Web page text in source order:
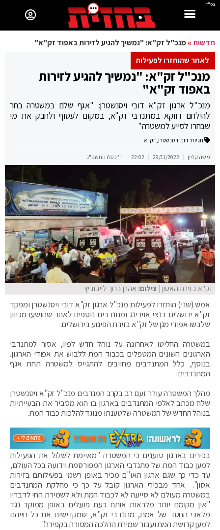
בס"ד
חדשות»מנכ"ל זק"א: "נמשיך להגיע לזירות באפוד זק"א"
לאחר שהוחזרו לפעילות
מנכ"ל זק"א: "נמשיך להגיע לזירות
באפוד זק"א"
מנכ"ל ארגון זק"א דובי ויסנשטרן: "אגף שלם במשטרה בחר
להילחם דווקא במתנדבי זק"א, במקום לעטוף ולחבק את מי
שבחרו לסייע למשטרה"
תגיות: דובי ויסנשטרן, זק"א
משה קליין 29/11/2022
22:02 ה' כסלו התשפ"ג
זק"א בזירת האסון| צילום: אהרן ברוך לייבוביץ
אמש (שני) הוחזרו לפעילות מנכ"ל ארגון זק"א דובי ויסנשטרן ומפקד
זק"א ירושלים בנצי אוירינג ומתנדבים נוספים לאחר שהושעו מכיוון
שלבשו אפודי מגן של זק"א בזירת הפיגוע בירושלים.
במשטרה החליטו לאחרונה על נוהל חדש לפיו, אסור למתנדבי
הארגונים השונים המטפלים בכבוד המת ללבוש את אפודי הארגון.
בנוסף, כלל המתנדבים מחויבים להתגייס למשטרה תחת אגף
המתנדבים.
מהלך המשטרה עורר זעם רב בקרב המנדבים מנכ"ל זק"א ויסנשטרן
שלח מכתב לאלפי המתנדבים בארגון בו הוא מסביר את הבעייתיות
בנוהל החדש של המשטרה שלטענתו מנוגד להלכות כבוד המת.
בכירים בארגון טוענים כי המשטרה "מאיימת לשלול את הפעילות
למען כבוד המת של מתנדבי הארגון המפורסמת וידועה בכל העולם,
עד כדי כך שגם ארגון האו"ם מכיר באופן רשמי בפעילותם בזירות
אסון". אחד מבכירי הארגון קובל על כך כי מחלקת המתנדבים
במשטרה מעולם לא סייעה לא לכבוד המת ולא לשמירת החי לדבריו
"אין מקומם יותר מלראות אותם כעת פועלים באופן ממוקד נגד
מלאכי החסד של אמת, מתנדבי זק"א, שמקדישים את כל חייהם
למען קדושת המת ועבור שמירת ההלכה המסורה בקפידה".